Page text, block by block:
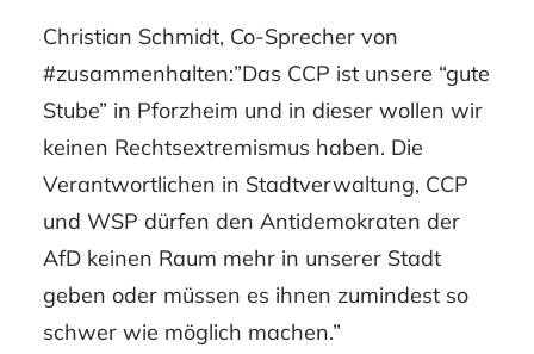
Christian Schmidt, Co-Sprecher von
#zusammenhalten:”Das CCP ist unsere “gute
Stube” in Pforzheim und in dieser wollen wir
keinen Rechtsextremismus haben. Die
Verantwortlichen in Stadtverwaltung, CCP
und WSP dürfen den Antidemokraten der
AfD keinen Raum mehr in unserer Stadt
geben oder müssen es ihnen zumindest so
schwer wie möglich machen.”